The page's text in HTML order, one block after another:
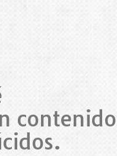
contenido